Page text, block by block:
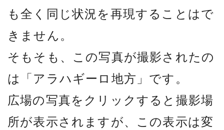
も全く同じ状況を再現することはで
きません。
そもそも、この写真が撮影されたの
は「アラハギーロ地方」です。
広場の写真をクリックすると撮影場
所が表示されますが、この表示は変